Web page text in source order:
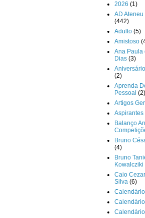
2026 (1)
AD
(442)
Adulto (5)
Amistoso
Ana Paula
Dias (3)
(2)
Aprenda
Pessoal (2)
Artigos
Aspirantes
Balanço
Bruno
(4)
Bruno
Kowalcziki
Caio
Silva (6)